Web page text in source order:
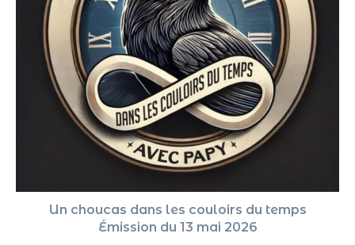
Un choucas dans les couloirs du temps
Émission du 13 mai 2026